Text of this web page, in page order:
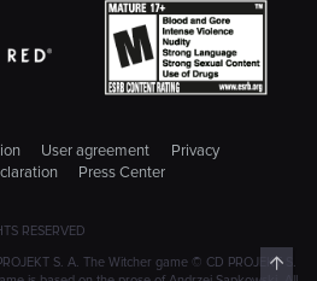
User agreement
Privacy
Press Center
RESERVED
S. A. The Witcher game © CD PROJEKT S.
Top